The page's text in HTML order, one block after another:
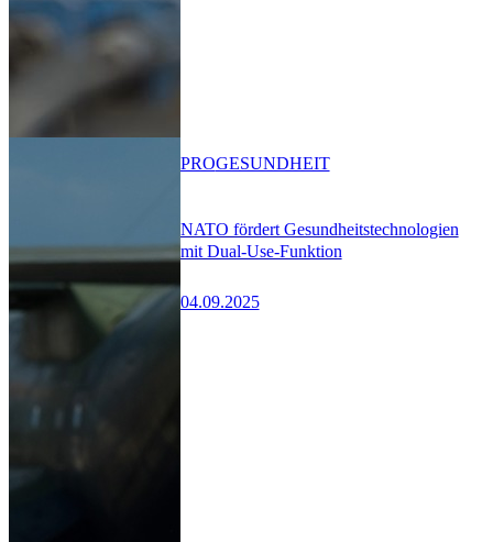
NATO fördert Gesundheitstechnologien
mit Dual-Use-Funktion
04.09.2025
PROGESUNDHEIT